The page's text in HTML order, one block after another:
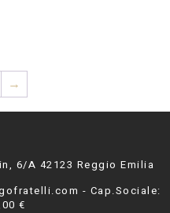
→
6/A 42123 Reggio Emilia
- Cap.Sociale:
€